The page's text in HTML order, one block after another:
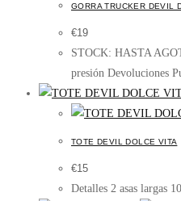
GORRA TRUCKER DEVIL
€19
STOCK: HASTA
presión Devoluciones
TOTE DEVIL DOLCE VITA
€15
Detalles 2 asas largas